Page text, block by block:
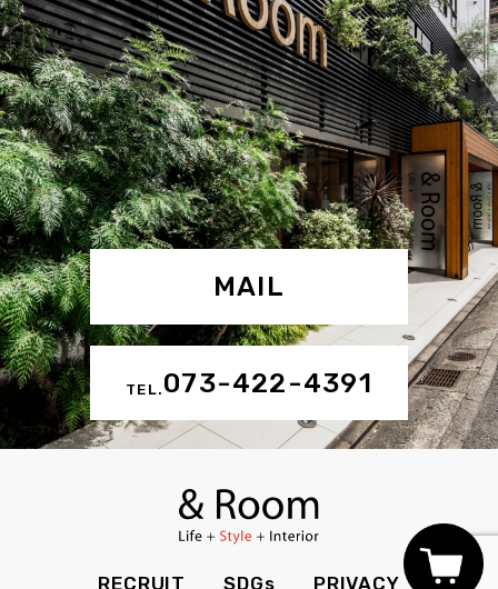
MAIL
TEL.073-422-4391
RECRUIT SDGs PRIVACY